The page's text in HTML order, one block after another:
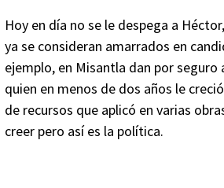
Hoy en día no se le despega a
ya se consideran amarrados en
ejemplo, en Misantla dan por seguro
quien en menos de dos años le
de recursos que aplicó en varias
creer pero así es la política.